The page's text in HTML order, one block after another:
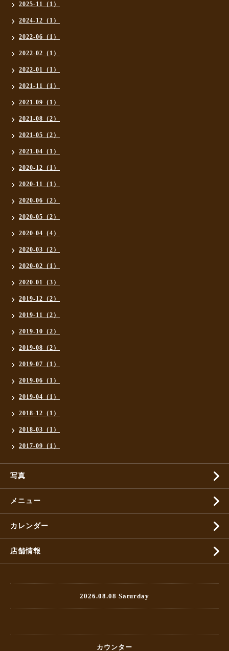
2025-11（1）
2024-12（1）
2022-06（1）
2022-02（1）
2022-01（1）
2021-11（1）
2021-09（1）
2021-08（2）
2021-05（2）
2021-04（1）
2020-12（1）
2020-11（1）
2020-06（2）
2020-05（2）
2020-04（4）
2020-03（2）
2020-02（1）
2020-01（3）
2019-12（2）
2019-11（2）
2019-10（2）
2019-08（2）
2019-07（1）
2019-06（1）
2019-04（1）
2018-12（1）
2018-03（1）
2017-09（1）
写真
メニュー
カレンダー
店舗情報
2026.08.08 Saturday
カウンター